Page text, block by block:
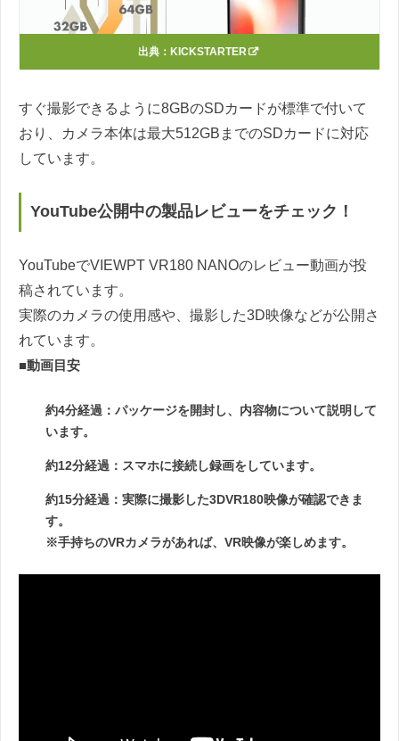
出典： KICKSTARTER
すぐ撮影できるように8GBのSDカードが標準で付いて
おり、カメラ本体は最大512GBまでのSDカードに対応
しています。
YouTube公開中の製品レビューをチェック！
YouTubeでVIEWPT VR180 NANOのレビュー動画が投
稿されています。
実際のカメラの使用感や、撮影した3D映像などが公開さ
れています。
■動画目安
約4分経過：パッケージを開封し、内容物について説明して
います。
約12分経過：スマホに接続し録画をしています。
約15分経過：実際に撮影した3DVR180映像が確認できま
す。
※手持ちのVRカメラがあれば、VR映像が楽しめます。